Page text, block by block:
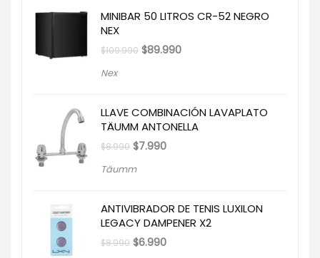
MINIBAR 50 LITROS CR-52 NEGRO
NEX
$109.990 El
$89.990El
Nex
LLAVE COMBINACIÓN LAVAPLATO
TÄUMM ANTONELLA
$8.990 El
original
$7.990El
Täumm
ANTIVIBRADOR DE TENIS LUXILON
LEGACY DAMPENER X2
$8.990 El
$6.990El